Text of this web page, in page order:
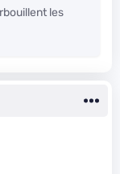
les